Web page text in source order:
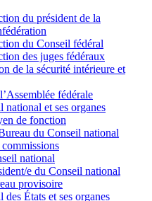
du président de la
du Conseil fédéral
des juges fédéraux
de la sécurité intérieure et
fédérale
national et ses organes
de fonction
du Conseil national
national
e du Conseil national
provisoire
des États et ses organes